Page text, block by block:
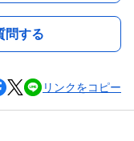
問する
リンクをコピー